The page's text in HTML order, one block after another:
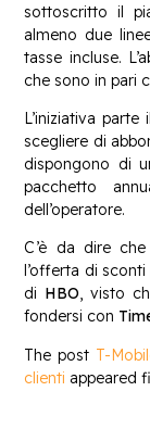
Inizia a digitare
sottoscritto il
almeno due
tasse incluse.
che sono in pari
L’iniziativa
scegliere di
dispongono di
pacchetto
dell’operatore.
C’è da dire
l’offerta di sconti
di HBO, visto
fondersi con
The post T-
clienti appeared